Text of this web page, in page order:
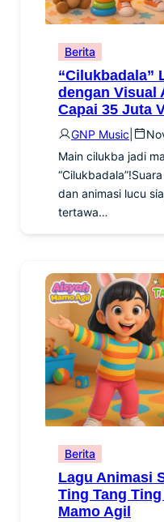
Berita
“Cilukbadala”
dengan Visual
Capai 35 Juta
GNP Music
Main cilukba jadi
dan animasi lucu
tertawa…
Berita
Lagu Animasi
Ting Tang
Mamo Agil